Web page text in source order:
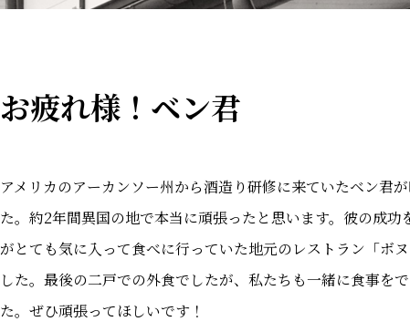
お疲れ様！ベン君
アメリカのアーカンソー州から酒造り研修に来ていたベン君
た。約2年間異国の地で本当に頑張ったと思います。彼の成
がとても気に入って食べに行っていた地元のレストラン「ボ
した。最後の二戸での外食でしたが、私たちも一緒に食事を
た。ぜひ頑張ってほしいです！